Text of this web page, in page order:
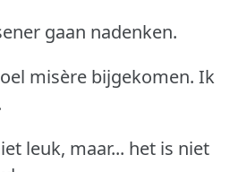
gaan nadenken.
misère bijgekomen. Ik
leuk, maar... het is niet